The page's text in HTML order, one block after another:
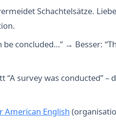
Schachtelsätze.
concluded…” → Besser:
“A survey was conducted” –
American English